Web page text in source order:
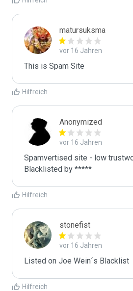
matursuksma
vor 16 Jahren
This is Spam Site
Hilfreich
Anonymized
vor 16 Jahren
Spamvertised site - low
Blacklisted by *****
Hilfreich
stonefist
vor 16 Jahren
Listed on Joe Wein´s Blacklist
Hilfreich